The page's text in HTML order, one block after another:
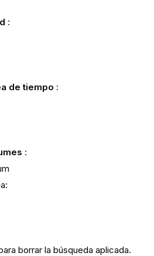
:
de tiempo :
:
borrar la búsqueda aplicada.